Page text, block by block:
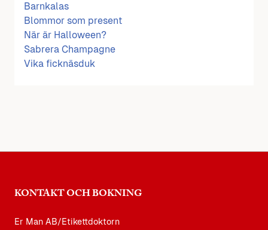
Barnkalas
Blommor som present
När är Halloween?
Sabrera Champagne
Vika ficknäsduk
KONTAKT OCH BOKNING
Er Man AB/Etikettdoktorn